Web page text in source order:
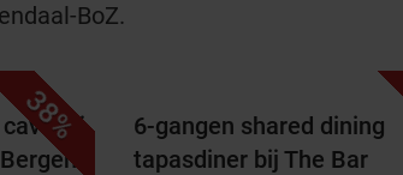
BoZ.
38%
bij
6-gangen shared dining
tapasdiner bij The Bar